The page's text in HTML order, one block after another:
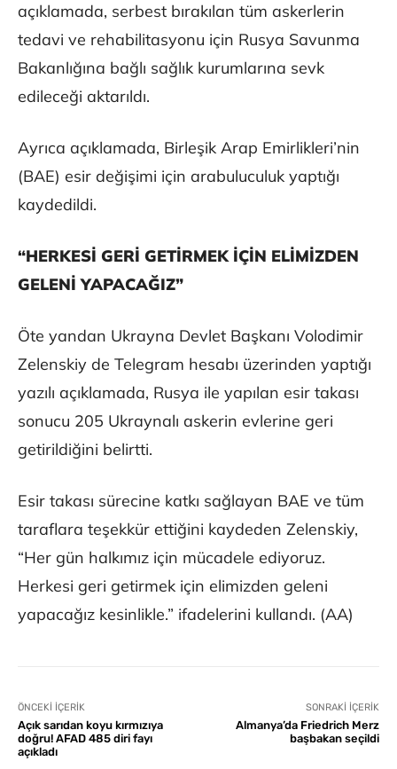
açıklamada, serbest bırakılan tüm askerlerin
tedavi ve rehabilitasyonu için Rusya Savunma
Bakanlığına bağlı sağlık kurumlarına sevk
edileceği aktarıldı.
Ayrıca açıklamada, Birleşik Arap Emirlikleri’nin
(BAE) esir değişimi için arabuluculuk yaptığı
kaydedildi.
“HERKESİ GERİ GETİRMEK İÇİN ELİMİZDEN
GELENİ YAPACAĞIZ”
Öte yandan Ukrayna Devlet Başkanı Volodimir
Zelenskiy de Telegram hesabı üzerinden yaptığı
yazılı açıklamada, Rusya ile yapılan esir takası
sonucu 205 Ukraynalı askerin evlerine geri
getirildiğini belirtti.
Esir takası sürecine katkı sağlayan BAE ve tüm
taraflara teşekkür ettiğini kaydeden Zelenskiy,
“Her gün halkımız için mücadele ediyoruz.
Herkesi geri getirmek için elimizden geleni
yapacağız kesinlikle.” ifadelerini kullandı. (AA)
ÖNCEKI İÇERIK
Açık sarıdan koyu kırmızıya
doğru! AFAD 485 diri fayı
açıkladı
SONRAKI İÇERIK
Almanya’da Friedrich Merz
başbakan seçildi